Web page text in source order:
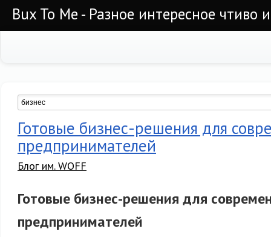
Bux To Me - Разное интересное чтиво
Готовые бизнес-решения для
предпринимателей
Блог им. WOFF
Готовые бизнес-решения для
предпринимателей